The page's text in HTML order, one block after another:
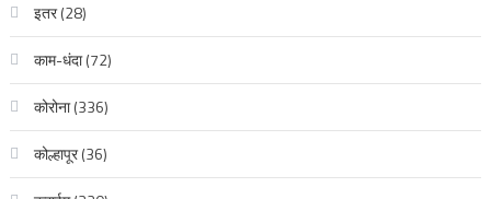
इतर(28)
काम-धंदा(72)
कोरोना(336)
कोल्हापूर(36)